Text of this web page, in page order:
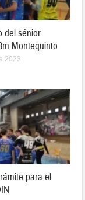
del sénior
Montequinto
2023
para el